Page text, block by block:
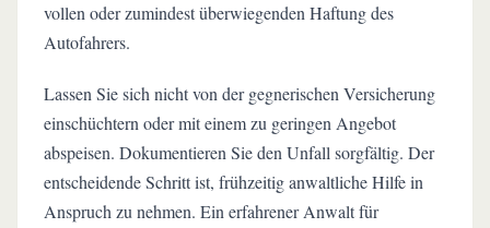
vollen oder zumindest überwiegenden Haftung des
Autofahrers.
Lassen Sie sich nicht von der gegnerischen Versicherung
einschüchtern oder mit einem zu geringen Angebot
abspeisen. Dokumentieren Sie den Unfall sorgfältig. Der
entscheidende Schritt ist, frühzeitig anwaltliche Hilfe in
Anspruch zu nehmen. Ein erfahrener Anwalt für